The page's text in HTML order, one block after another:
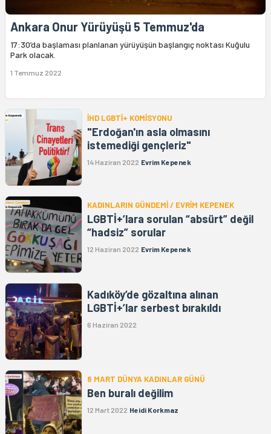
Ankara Onur Yürüyüşü 5 Temmuz'da
17:30’da başlaması planlanan yürüyüşün başlangıç noktası Kuğulu
Park olacak.
1 Temmuz 2022
İHD LGBTİ+ KOMİSYONU
"Erdoğan'ın asla olmasını
istemediği gençleriz"
14 Haziran 2022 Evrim Kepenek
KADINLARIN GÜNDEMİ / EVRİM KEPENEK
LGBTİ+’lara sorulan “absürt” değil
“hadsiz” sorular
12 Haziran 2022 Evrim Kepenek
Kadıköy’de gözaltına alınan
LGBTİ+’lar serbest bırakıldı
6 Haziran 2022
8 MART DÜNYA KADINLAR GÜNÜ
Ben buralı değilim
12 Mart 2022 Heidi Korkmaz